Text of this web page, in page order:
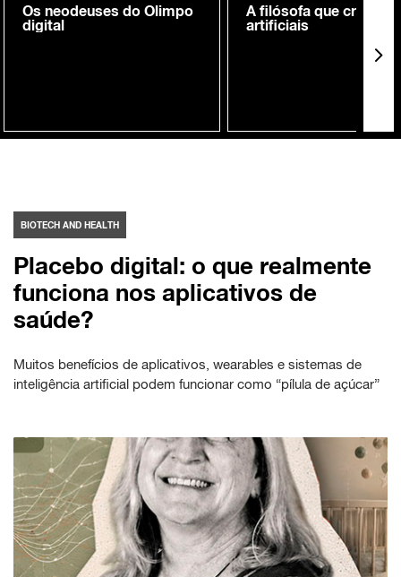
Os neodeuses do Olimpo
digital
A filósofa que cria
artificiais
BIOTECH AND HEALTH
Placebo digital: o que realmente
funciona nos aplicativos de
saúde?
Muitos benefícios de aplicativos, wearables e sistemas de
inteligência artificial podem funcionar como “pílula de açúcar”